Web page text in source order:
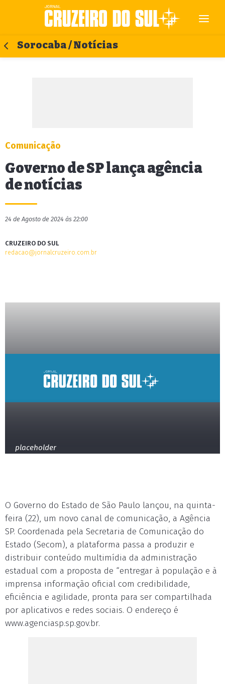
Sorocaba / Notícias
Comunicação
Governo de SP lança agência
de notícias
24 de Agosto de 2024 às 22:00
CRUZEIRO DO SUL
redacao@jornalcruzeiro.com.br
placeholder
O Governo do Estado de São Paulo lançou, na quinta-
feira (22), um novo canal de comunicação, a Agência
SP. Coordenada pela Secretaria de Comunicação do
Estado (Secom), a plataforma passa a produzir e
distribuir conteúdo multimídia da administração
estadual com a proposta de “entregar à população e à
imprensa informação oficial com credibilidade,
eficiência e agilidade, pronta para ser compartilhada
por aplicativos e redes sociais. O endereço é
www.agenciasp.sp.gov.br.